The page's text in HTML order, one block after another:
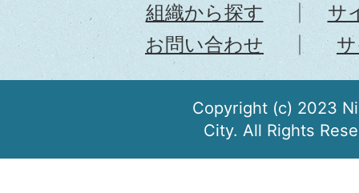
組織から探す
サ
お問い合わせ
Copyright (c) 2023
City. All Rights